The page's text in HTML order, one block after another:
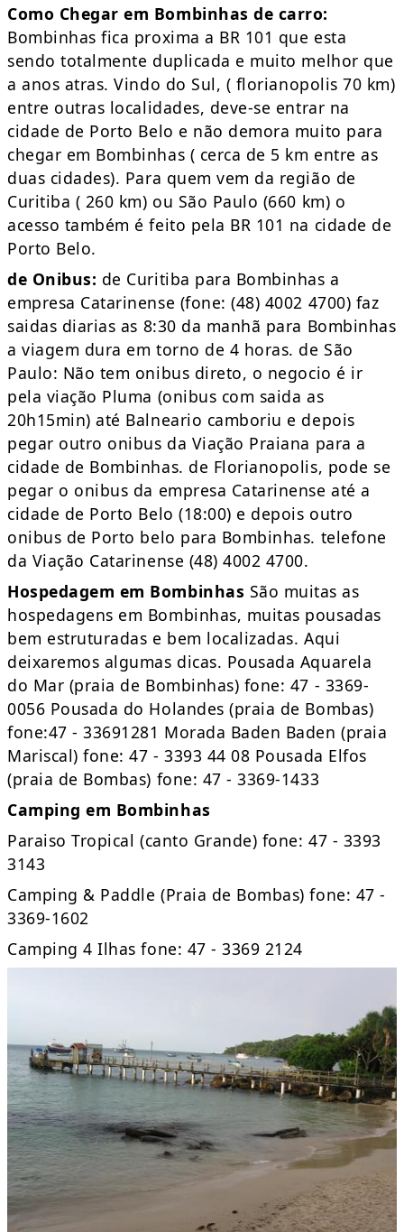
Como Chegar em Bombinhas de carro:
Bombinhas fica proxima a BR 101 que esta
sendo totalmente duplicada e muito melhor que
a anos atras. Vindo do Sul, ( florianopolis 70 km)
entre outras localidades, deve-se entrar na
cidade de Porto Belo e não demora muito para
chegar em Bombinhas ( cerca de 5 km entre as
duas cidades). Para quem vem da região de
Curitiba ( 260 km) ou São Paulo (660 km) o
acesso também é feito pela BR 101 na cidade de
Porto Belo.
de Onibus: de Curitiba para Bombinhas a
empresa Catarinense (fone: (48) 4002 4700) faz
saidas diarias as 8:30 da manhã para Bombinhas
a viagem dura em torno de 4 horas. de São
Paulo: Não tem onibus direto, o negocio é ir
pela viação Pluma (onibus com saida as
20h15min) até Balneario camboriu e depois
pegar outro onibus da Viação Praiana para a
cidade de Bombinhas. de Florianopolis, pode se
pegar o onibus da empresa Catarinense até a
cidade de Porto Belo (18:00) e depois outro
onibus de Porto belo para Bombinhas. telefone
da Viação Catarinense (48) 4002 4700.
Hospedagem em Bombinhas São muitas as
hospedagens em Bombinhas, muitas pousadas
bem estruturadas e bem localizadas. Aqui
deixaremos algumas dicas. Pousada Aquarela
do Mar (praia de Bombinhas) fone: 47 - 3369-
0056 Pousada do Holandes (praia de Bombas)
fone:47 - 33691281 Morada Baden Baden (praia
Mariscal) fone: 47 - 3393 44 08 Pousada Elfos
(praia de Bombas) fone: 47 - 3369-1433
Camping em Bombinhas
Paraiso Tropical (canto Grande) fone: 47 - 3393
3143
Camping & Paddle (Praia de Bombas) fone: 47 -
3369-1602
Camping 4 Ilhas fone: 47 - 3369 2124